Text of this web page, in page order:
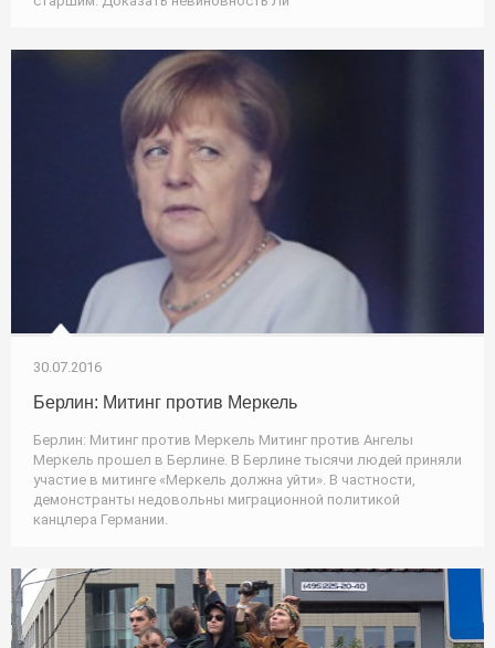
30.07.2016
Берлин: Митинг против Меркель
Берлин: Митинг против Меркель Митинг против Ангелы
Меркель прошел в Берлине. В Берлине тысячи людей приняли
участие в митинге «Меркель должна уйти». В частности,
демонстранты недовольны миграционной политикой
канцлера Германии.